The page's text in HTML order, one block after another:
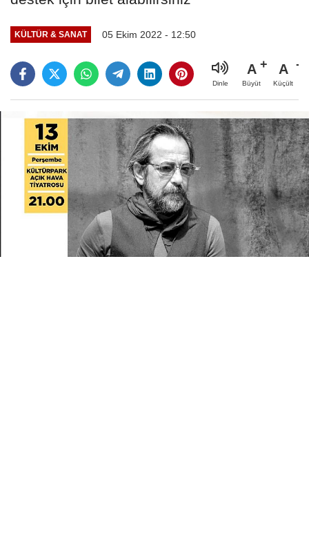
KÜLTÜR & SANAT 05 Ekim 2022 - 12:50
Dinle
A
Büyüt
A
Küçült